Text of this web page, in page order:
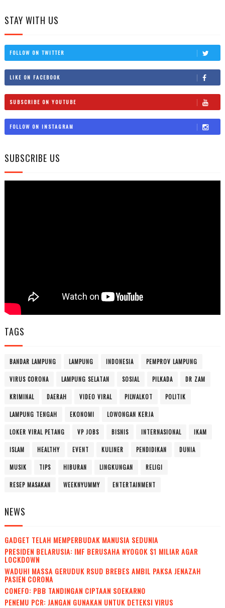
STAY WITH US
FOLLOW ON TWITTER
LIKE ON FACEBOOK
SUBSCRIBE ON YOUTUBE
FOLLOW ON INSTAGRAM
SUBSCRIBE US
TAGS
BANDAR LAMPUNG LAMPUNG INDONESIA PEMPROV LAMPUNG
VIRUS CORONA LAMPUNG SELATAN SOSIAL PILKADA DR ZAM
KRIMINAL DAERAH VIDEO VIRAL PILWALKOT POLITIK
LAMPUNG TENGAH EKONOMI LOWONGAN KERJA
LOKER VIRAL PETANG VP JOBS BISNIS INTERNASIONAL IKAM
ISLAM HEALTHY EVENT KULINER PENDIDIKAN DUNIA
MUSIK TIPS HIBURAN LINGKUNGAN RELIGI
RESEP MASAKAN WEEKNYUMMY ENTERTAINMENT
NEWS
GADGET TELAH MEMPERBUDAK MANUSIA SEDUNIA
PRESIDEN BELARUSIA: IMF BERUSAHA NYOGOK $1 MILIAR AGAR
LOCKDOWN
WADUH! MASSA GERUDUK RSUD BREBES AMBIL PAKSA JENAZAH
PASIEN CORONA
CONEFO: PBB TANDINGAN CIPTAAN SOEKARNO
PENEMU PCR: JANGAN GUNAKAN UNTUK DETEKSI VIRUS